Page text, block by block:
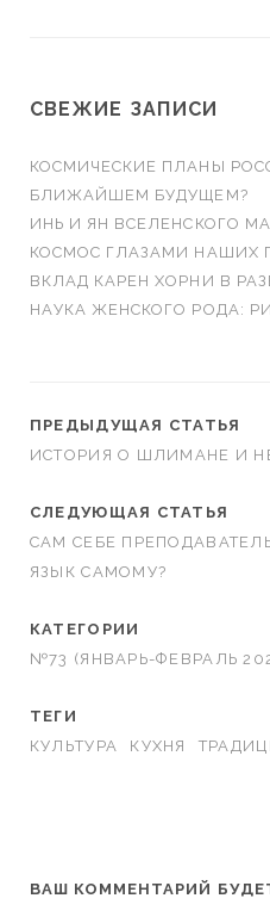
СВЕЖИЕ ЗАПИСИ
КОСМИЧЕСКИЕ ПЛАНЫ
БЛИЖАЙШЕМ БУДУЩЕМ?
ИНЬ И ЯН ВСЕЛЕНСКОГО
КОСМОС ГЛАЗАМИ НАШИХ
ВКЛАД КАРЕН ХОРНИ В
НАУКА ЖЕНСКОГО РОДА:
ПРЕДЫДУЩАЯ СТАТЬЯ
ИСТОРИЯ О ШЛИМАНЕ И
СЛЕДУЮЩАЯ СТАТЬЯ
САМ СЕБЕ
ЯЗЫК САМОМУ?
КАТЕГОРИИ
№73 (ЯНВАРЬ-ФЕВРАЛЬ
ТЕГИ
КУЛЬТУРА
КУХНЯ
ВАШ КОММЕНТАРИЙ